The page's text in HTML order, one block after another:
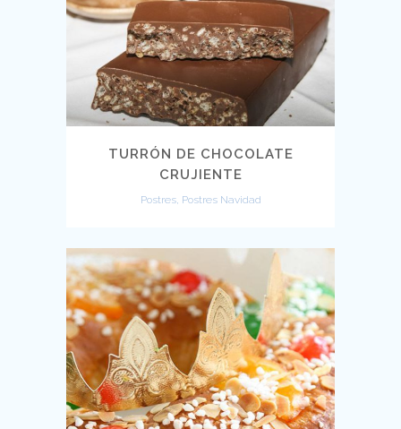
TURRÓN DE CHOCOLATE
CRUJIENTE
Postres, Postres Navidad